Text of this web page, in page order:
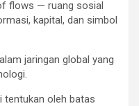
flows — ruang sosial
kapital, dan simbol
jaringan global yang
tentukan oleh batas